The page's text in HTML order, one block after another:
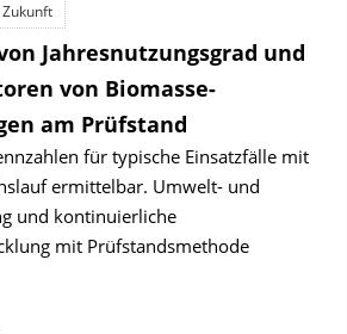
Jahresnutzungsgrad und
von Biomasse-
am Prüfstand
für typische Einsatzfälle mit
ermittelbar. Umwelt- und
und kontinuierliche
mit Prüfstandsmethode